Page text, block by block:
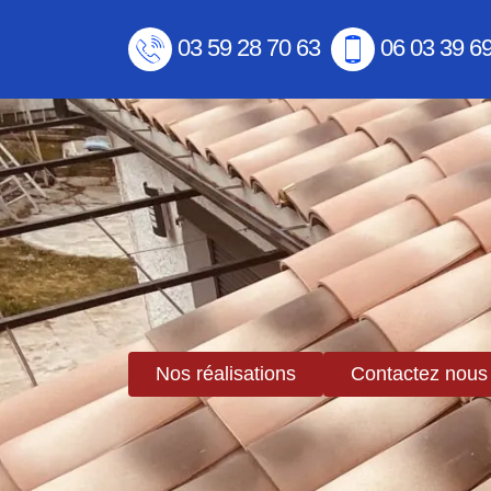
03 59 28 70 63 06 03 39
Nos réalisations Contactez nous